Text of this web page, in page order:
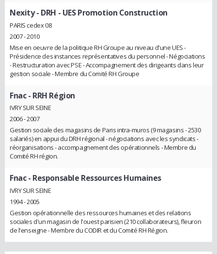
Nexity- DRH - UES Promotion Construction
PARIS cedex 08
2007 - 2010
Mise en oeuvre de la politique RH Groupe au niveau d'une UES -
Présidence des instances représentatives du personnel - Négociations
- Restructuration avec PSE - Accompagnement des dirigeants dans leur
gestion sociale - Membre du Comité RH Groupe
Fnac- RRH Région
IVRY SUR SEINE
2006 - 2007
Gestion sociale des magasins de Paris intra-muros (9 magasins - 2530
salariés) en appui du DRH régional - négociations avec les syndicats -
réorganisations - accompagnement des opérationnels - Membre du
Comité RH région.
Fnac- Responsable Ressources Humaines
IVRY SUR SEINE
1994 - 2005
Gestion opérationnelle des ressources humaines et des relations
sociales d'un magasin de l'ouest parisien (210 collaborateurs), fleuron
de l'enseigne - Membre du CODIR et du Comité RH Région.